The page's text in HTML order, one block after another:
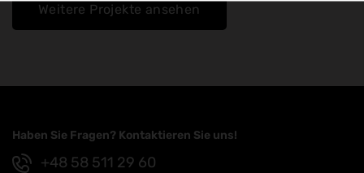
Weitere Projekte ansehen
Haben Sie Fragen? Kontaktieren Sie uns!
+48 58 511 29 60